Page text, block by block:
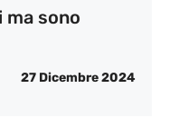
sono
27 Dicembre 2024